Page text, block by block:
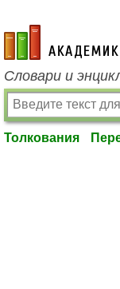
academic.ru
Словари и
Толкования